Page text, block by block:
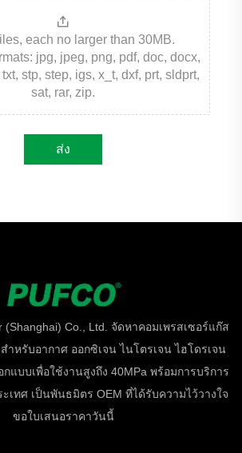
each no larger than 30MB.
jpg, jpeg, png, pdf, doc, docx,
stp, step, igs, x_t, dxf, prt, sldprt,
sat, rar, zip.
ส่ง
(Shanghai) Co., Ltd. จัดหาคอมเพรสเซอร์แก๊ส
ำหรับอากาศ ออกซิเจน ไนโตรเจน ไฮโดรเจน
แบบเพื่อใช้งานสูงถึง 40MPa พร้อมการบริการ
เทศ เป็นพันธมิตร OEM ที่ได้รับความไว้วางใจ
ขอใบเสนอราคาวันนี้